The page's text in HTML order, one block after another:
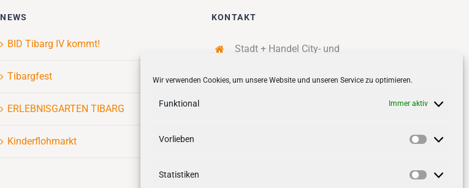
Wir verwenden Cookies, um unsere Website und unseren Service zu optimieren.
Funktional Immer aktiv
Vorlieben
Statistiken
NEWS
BID Tibarg IV kommt!
Tibargfest
ERLEBNISGARTEN TIBARG
Kinderflohmarkt
KONTAKT
Stadt + Handel City- und
Quartiersmanagement